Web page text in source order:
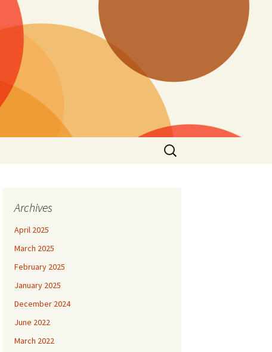
Search
for:
Archives
April 2025
March 2025
February 2025
January 2025
December 2024
June 2022
March 2022